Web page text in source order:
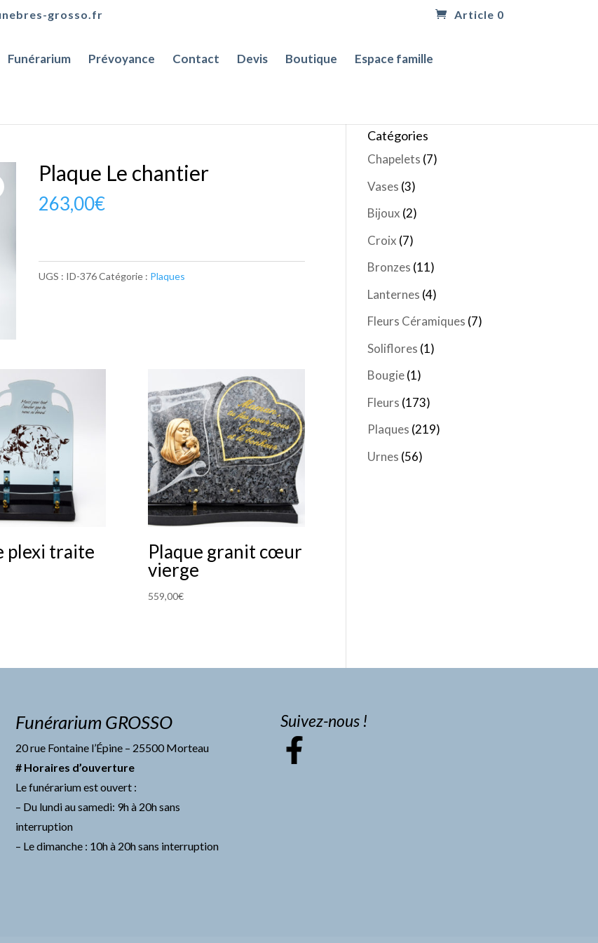
grosso.fr Article 0
Funérarium Prévoyance Contact Devis Boutique Espace famille
Plaque Le chantier
263,00€
UGS : ID-376Catégorie : Plaques
plexi traite
Plaque granit cœur
vierge
559,00€
Catégories
Chapelets (7)
Vases (3)
Bijoux (2)
Croix (7)
Bronzes (11)
Lanternes (4)
Fleurs Céramiques (7)
Soliflores (1)
Bougie(1)
Fleurs (173)
Plaques (219)
Urnes (56)
Funérarium GROSSO
20 rue Fontaine l’Épine – 25500 Morteau
# Horaires d’ouverture
Le funérarium est ouvert :
– Du lundi au samedi: 9h à 20h sans
interruption
– Le dimanche : 10h à 20h sans interruption
Suivez-nous !